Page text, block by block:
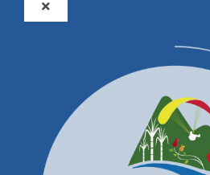
Toggle
Productos y Servicios
Convocatorias Precalificación